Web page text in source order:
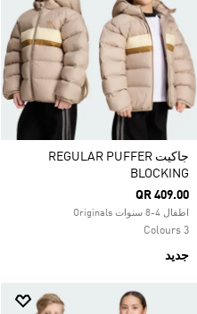
جاكيت REGULAR PUFFER
BLOCKING
QR 409.00
اطفال 4-8 سنوات Originals
3 Colours
جديد